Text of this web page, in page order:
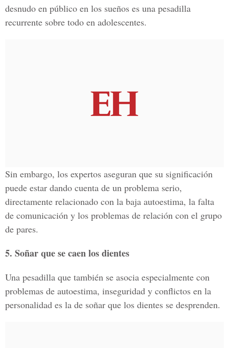
desnudo en público en los sueños es una pesadilla
recurrente sobre todo en adolescentes.
Sin embargo, los expertos aseguran que su significación
puede estar dando cuenta de un problema serio,
directamente relacionado con la baja autoestima, la falta
de comunicación y los problemas de relación con el grupo
de pares.
5. Soñar que se caen los dientes
Una pesadilla que también se asocia especialmente con
problemas de autoestima, inseguridad y conflictos en la
personalidad es la de soñar que los dientes se desprenden.